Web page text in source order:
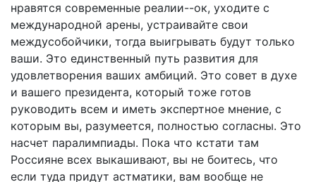
нравятся современные реалии--ок, уходите с
международной арены, устраивайте свои
междусобойчики, тогда выигрывать будут только
ваши. Это единственный путь развития для
удовлетворения ваших амбиций. Это совет в духе
и вашего президента, который тоже готов
руководить всем и иметь экспертное мнение, с
которым вы, разумеется, полностью согласны. Это
насчет паралимпиады. Пока что кстати там
Россияне всех выкашивают, вы не боитесь, что
если туда придут астматики, вам вообще не